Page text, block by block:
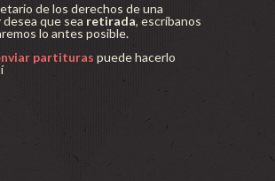
de los derechos de una
que sea retirada, escríbanos
lo antes posible.
partituras puede hacerlo